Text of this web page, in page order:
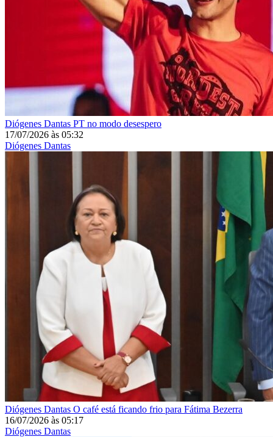
Diógenes Dantas PT no modo desespero
17/07/2026 às 05:32
Diógenes Dantas
Diógenes Dantas O café está ficando frio para Fátima Bezerra
16/07/2026 às 05:17
Diógenes Dantas